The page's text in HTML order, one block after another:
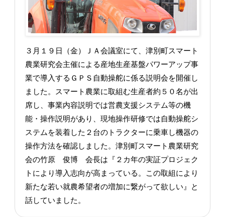
３月１９日（金）ＪＡ会議室にて、津別町スマート
農業研究会主催による産地生産基盤パワーアップ事
業で導入するＧＰＳ自動操舵に係る説明会を開催し
ました。スマート農業に取組む生産者約５０名が出
席し、事業内容説明では営農支援システム等の機
能・操作説明があり、現地操作研修では自動操舵シ
ステムを装着した２台のトラクターに乗車し機器の
操作方法を確認しました。津別町スマート農業研究
会の竹原 俊博 会長は『２カ年の実証プロジェク
トにより導入志向が高まっている。この取組により
新たな若い就農希望者の増加に繋がって欲しい』と
話していました。